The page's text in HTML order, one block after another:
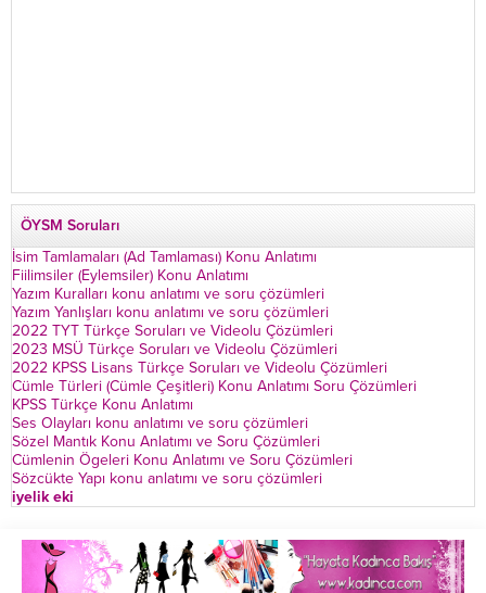
ÖYSM Soruları
İsim Tamlamaları (Ad Tamlaması) Konu Anlatımı
Fiilimsiler (Eylemsiler) Konu Anlatımı
Yazım Kuralları konu anlatımı ve soru çözümleri
Yazım Yanlışları konu anlatımı ve soru çözümleri
2022 TYT Türkçe Soruları ve Videolu Çözümleri
2023 MSÜ Türkçe Soruları ve Videolu Çözümleri
2022 KPSS Lisans Türkçe Soruları ve Videolu Çözümleri
Cümle Türleri (Cümle Çeşitleri) Konu Anlatımı Soru Çözümleri
KPSS Türkçe Konu Anlatımı
Ses Olayları konu anlatımı ve soru çözümleri
Sözel Mantık Konu Anlatımı ve Soru Çözümleri
Cümlenin Ögeleri Konu Anlatımı ve Soru Çözümleri
Sözcükte Yapı konu anlatımı ve soru çözümleri
iyelik eki